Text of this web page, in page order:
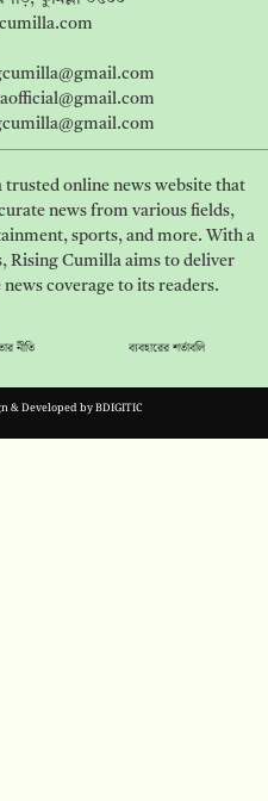
trusted online news website that
news from various fields,
sports, and more. With a
Rising Cumilla aims to deliver
coverage to its readers.
নীতি ব্যবহারের শর্তাবলি
& Developed byBDIGITIC